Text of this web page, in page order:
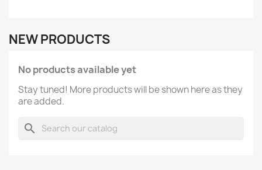
NEW PRODUCTS
No products available yet
Stay tuned! More products will be shown here as they
are added.
search